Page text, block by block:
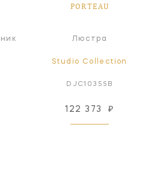
PORTEAU
Люстра
Studio Collection
DJC1035SB
122 373 ₽